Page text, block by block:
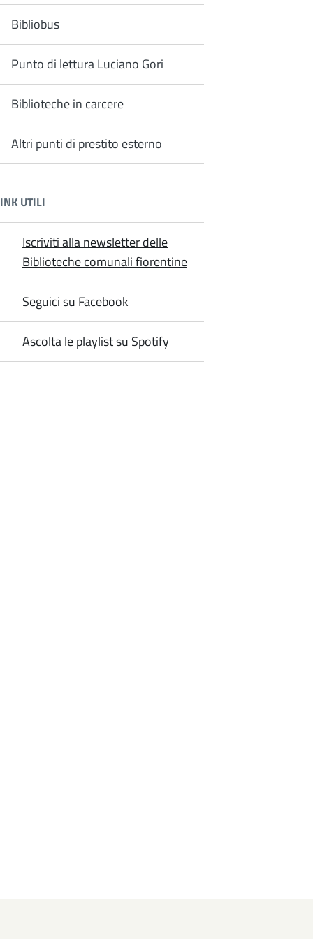
Bibliobus
Punto di lettura Luciano Gori
Biblioteche in carcere
Altri punti di prestito esterno
UTILI
Iscriviti alla newsletter delle
Biblioteche comunali fiorentine
Seguici su Facebook
Ascolta le playlist su Spotify